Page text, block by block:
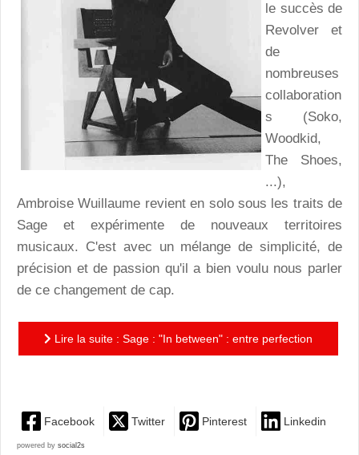
le succès de
Revolver et
de
nombreuses
collaboration
s (Soko,
Woodkid,
The Shoes,
...),
Ambroise Wuillaume revient en solo sous les traits de
Sage et expérimente de nouveaux territoires
musicaux. C'est avec un mélange de simplicité, de
précision et de passion qu'il a bien voulu nous parler
de ce changement de cap.
Lire la suite : Sage : "In between" : entre perfection
Facebook Twitter Pinterest Linkedin
powered by social2s